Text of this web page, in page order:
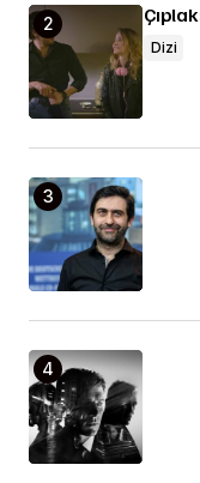
Dizi